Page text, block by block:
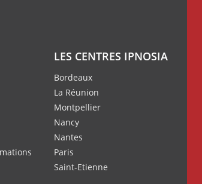
LES CENTRES IPNOSIA
Bordeaux
La Réunion
Montpellier
Nancy
Nantes
Paris
Saint-Etienne